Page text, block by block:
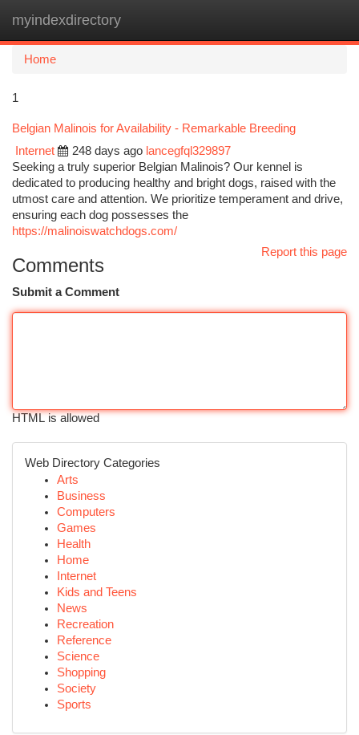
myindexdirectory
Home
1
Belgian Malinois for Availability - Remarkable Breeding
Internet
248 days ago lancegfql329897
Seeking a truly superior Belgian Malinois? Our kennel is
dedicated to producing healthy and bright dogs, raised with the
utmost care and attention. We prioritize temperament and drive,
ensuring each dog possesses the
https://malinoiswatchdogs.com/
Report this page
Comments
Submit a Comment
HTML is allowed
Web Directory Categories
Arts
Business
Computers
Games
Health
Home
Internet
Kids and Teens
News
Recreation
Reference
Science
Shopping
Society
Sports